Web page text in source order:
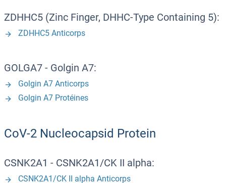
ZDHHC5 (Zinc Finger, DHHC-Type Containing 5):
ZDHHC5 Anticorps
GOLGA7 - Golgin A7:
Golgin A7 Anticorps
Golgin A7 Protéines
CoV-2 Nucleocapsid Protein
CSNK2A1 - CSNK2A1/CK II alpha:
CSNK2A1/CK II alpha Anticorps